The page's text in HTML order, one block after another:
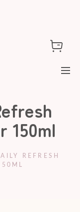
150ml
REFRESH